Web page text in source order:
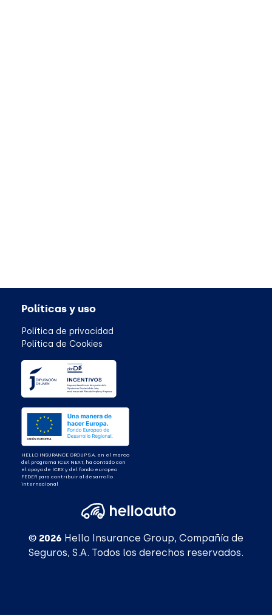
HELLO INSURANCE GROUP S.A. en el marco
del programa ICEX NEXT, ha contado con
el apoyo de ICEX y del fondo europeo
FEDER para contribuir al desarrollo
internacional
Políticas y uso
Política de privacidad
Política de Cookies
© 2026 Hello Insurance Group, Compañía de
Seguros, S.A. Todos los derechos reservados.